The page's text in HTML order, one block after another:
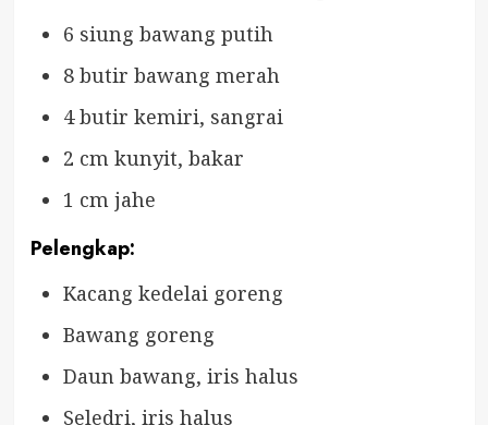
6 siung bawang putih
8 butir bawang merah
4 butir kemiri, sangrai
2 cm kunyit, bakar
1 cm jahe
Pelengkap:
Kacang kedelai goreng
Bawang goreng
Daun bawang, iris halus
Seledri, iris halus